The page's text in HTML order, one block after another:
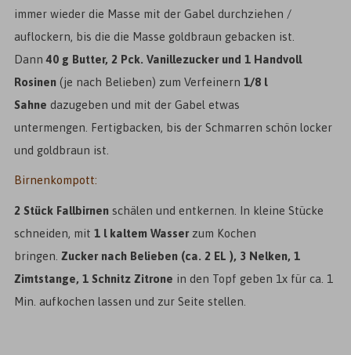
immer wieder die Masse mit der Gabel durchziehen /
auflockern, bis die die Masse goldbraun gebacken ist.
Dann40 g Butter, 2 Pck. Vanillezucker und 1 Handvoll
Rosinen (je nach Belieben) zum Verfeinern1/8 l
Sahne dazugeben und mit der Gabel etwas
untermengen. Fertigbacken, bis der Schmarren schön locker
und goldbraun ist.
Birnenkompott:
2 Stück Fallbirnen schälen und entkernen. In kleine Stücke
schneiden, mit1 l kaltem Wasserzum Kochen
bringen.Zucker nach Belieben (ca. 2 EL ), 3 Nelken, 1
Zimtstange, 1 Schnitz Zitrone in den Topf geben 1x für ca. 1
Min. aufkochen lassen und zur Seite stellen.